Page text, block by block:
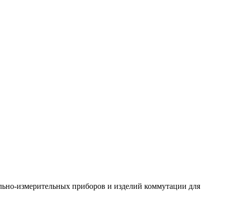
измерительных приборов и изделий коммутации для